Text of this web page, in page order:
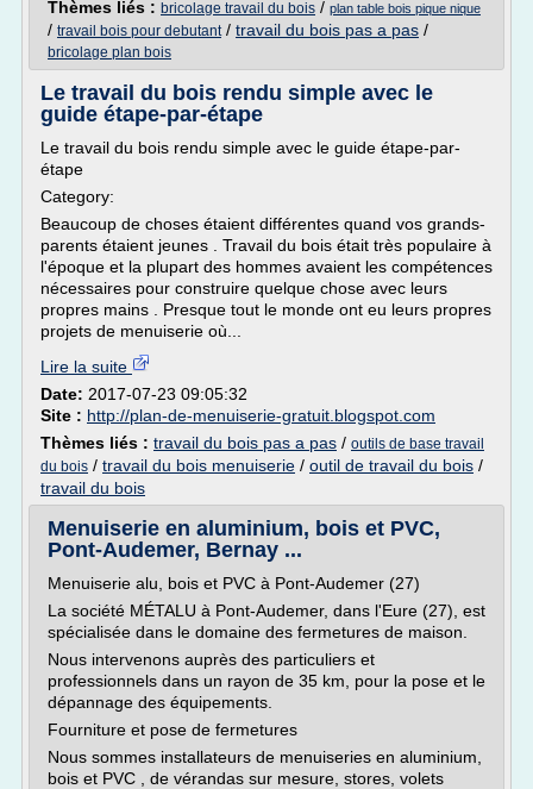
Thèmes liés : bricolage travail du bois / plan table bois pique nique
/ travail bois pour debutant/ travail du bois pas a pas /
bricolage plan bois
Le travail du bois rendu simple avec le
guide étape-par-étape
Le travail du bois rendu simple avec le guide étape-par-
étape
Category:
Beaucoup de choses étaient différentes quand vos grands-
parents étaient jeunes . Travail du bois était très populaire à
l'époque et la plupart des hommes avaient les compétences
nécessaires pour construire quelque chose avec leurs
propres mains . Presque tout le monde ont eu leurs propres
projets de menuiserie où...
Lire la suite
Date: 2017-07-23 09:05:32
Site : http://plan-de-menuiserie-gratuit.blogspot.com
Thèmes liés : travail du bois pas a pas / outils de base travail
du bois / travail du bois menuiserie / outil de travail du bois /
travail du bois
Menuiserie en aluminium, bois et PVC,
Pont-Audemer, Bernay ...
Menuiserie alu, bois et PVC à Pont-Audemer (27)
La société MÉTALU à Pont-Audemer, dans l'Eure (27), est
spécialisée dans le domaine des fermetures de maison.
Nous intervenons auprès des particuliers et
professionnels dans un rayon de 35 km, pour la pose et le
dépannage des équipements.
Fourniture et pose de fermetures
Nous sommes installateurs de menuiseries en aluminium,
bois et PVC , de vérandas sur mesure, stores, volets